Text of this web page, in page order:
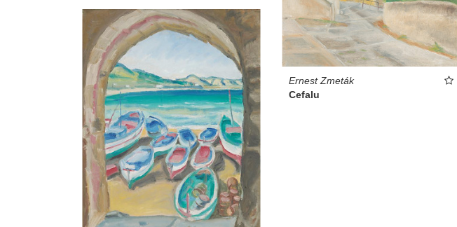
Ernest Zmeták
Cefalu